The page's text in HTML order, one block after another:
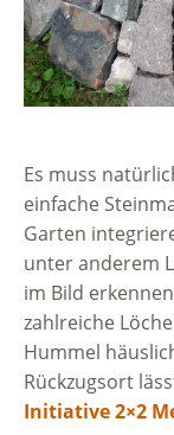
Es muss
einfache
Garten
unter anderem
im Bild
zahlreiche
Hummel
Rückzugsort
Initiative 2×2